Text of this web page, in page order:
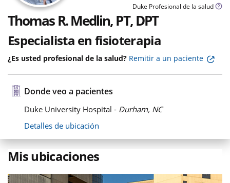
Duke Profesional de la salud
Thomas R. Medlin, PT, DPT
Especialista en fisioterapia
¿Es usted profesional de la salud? Remitir a un paciente
Donde veo a pacientes
Duke University Hospital - Durham, NC
Detalles de ubicación
Mis ubicaciones